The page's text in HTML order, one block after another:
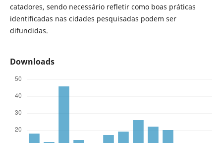
catadores, sendo necessário refletir como boas práticas
identificadas nas cidades pesquisadas podem ser
difundidas.
Downloads